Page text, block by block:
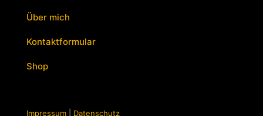
Über mich
Kontaktformular
Shop
Impressum Datenschutz